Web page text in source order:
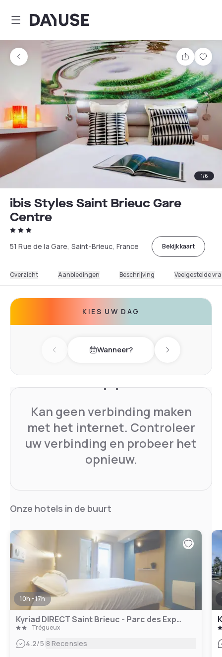
Dayuse
Delen
1/6
ibis Styles Saint Brieuc Gare
Centre
51 Rue de la Gare, Saint-Brieuc, France Bekijk kaart
Overzicht Aanbiedingen Beschrijving Veelgestelde
KIES UW DAG
Previous dayWanneer? Next day
Kan geen verbinding maken
met het internet. Controleer
uw verbinding en probeer het
opnieuw.
Onze hotels in de buurt
10h - 17h
Kyriad DIRECT Saint Brieuc - Parc des Expositions
Trégueux
4.2/5|8 Recensies